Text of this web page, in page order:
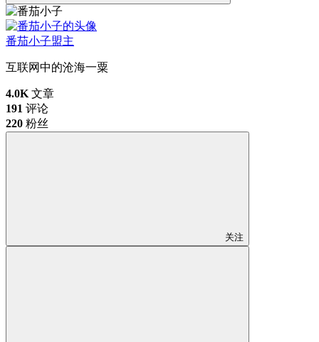
番茄小子盟主
互联网中的沧海一粟
4.0K 文章
191 评论
220 粉丝
关注